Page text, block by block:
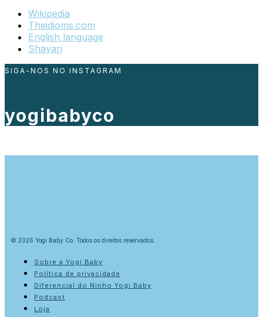
Wikipedia
Theidioms.com
English language
Shayari
SIGA-NOS NO INSTAGRAM
yogibabyco
© 2026 Yogi Baby Co. Todos os direitos reservados.
Sobre a Yogi Baby
Política de privacidade
Diferencial do Ninho Yogi Baby
Podcast
Loja